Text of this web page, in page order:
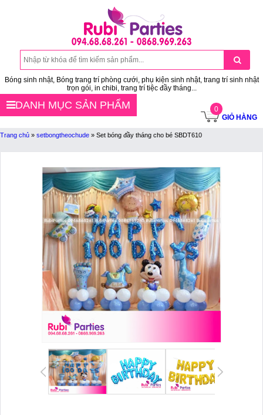
Bóng sinh nhật, Bóng trang trí phòng cưới, phụ kiện sinh nhật, trang trí sinh nhật
trọn gói, in chibi, trang trí tiệc đầy tháng...
0
GIỎ HÀNG
DANH MỤC SẢN PHẨM
Trang chủ » setbongtheochude » Set bóng đầy tháng cho bé SBDT610